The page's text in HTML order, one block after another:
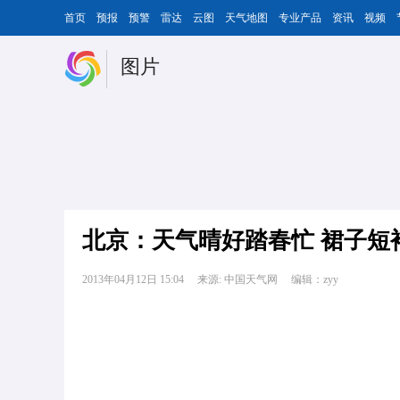
首页 预报 预警 雷达 云图 天气地图 专业产品 资讯 视频
图片
北京：天气晴好踏春忙 裙子短
2013年04月12日 15:04 来源: 中国天气网 编辑：zyy